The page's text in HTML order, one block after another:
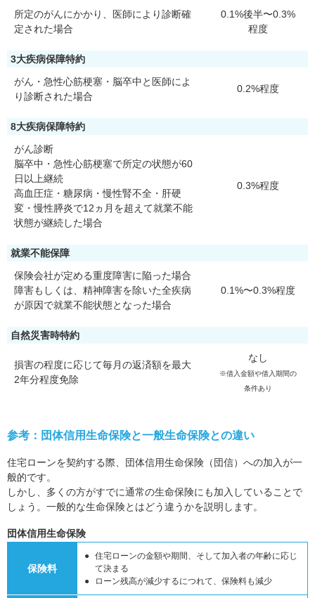
所定のがんにかかり、医師により診断確
定された場合
0.1%後半〜0.3%
程度
3大疾病保障特約
がん・急性心筋梗塞・脳卒中と医師によ
り診断された場合
0.2%程度
8大疾病保障特約
がん診断
脳卒中・急性心筋梗塞で所定の状態が60
日以上継続
高血圧症・糖尿病・慢性腎不全・肝硬
変・慢性膵炎で12ヵ月を超えて就業不能
状態が継続した場合
0.3%程度
就業不能保障
保険会社が定める重度障害に陥った場合
障害もしくは、精神障害を除いた全疾病
が原因で就業不能状態となった場合
0.1%〜0.3%程度
自然災害時特約
損害の程度に応じて毎月の返済額を最大
2年分程度免除
なし
※借入金額や借入期間の
条件あり
参考：団体信用生命保険と一般生命保険との違い
住宅ローンを契約する際、団体信用生命保険（団信）への加入が一
般的です。
しかし、多くの方がすでに通常の生命保険にも加入していることで
しょう。一般的な生命保険とはどう違うかを説明します。
団体信用生命保険
保険料
住宅ローンの金額や期間、そして加入者の年齢に応じ
て決まる
ローン残高が減少するにつれて、保険料も減少